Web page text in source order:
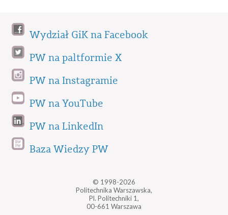
Wydział GiK na Facebook
PW na paltformie X
PW na Instagramie
PW na YouTube
PW na LinkedIn
Baza Wiedzy PW
© 1998-2026
Politechnika Warszawska,
Pl. Politechniki 1,
00-661 Warszawa